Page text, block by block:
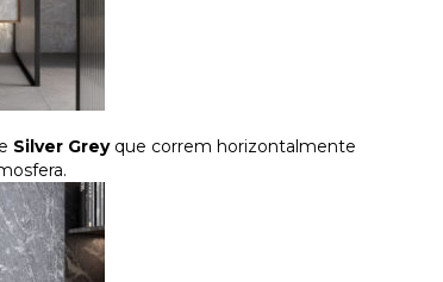
Silver Grey que correm horizontalmente